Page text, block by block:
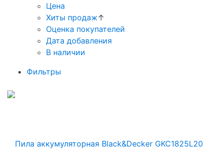
Цена
Хиты продаж↑
Оценка покупателей
Дата добавления
В наличии
Фильтры